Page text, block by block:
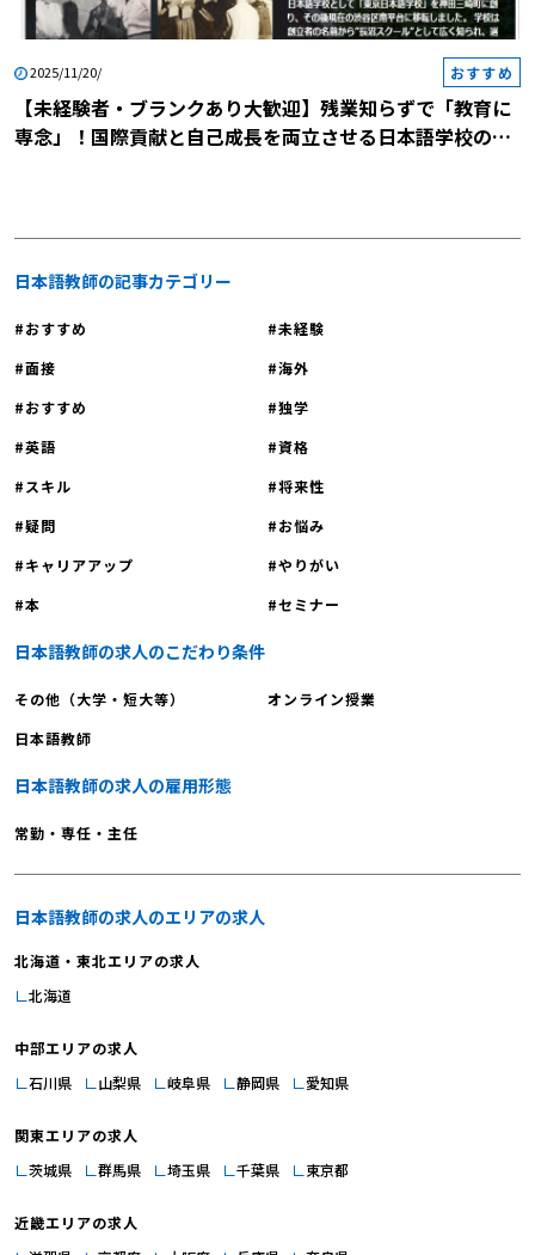
2025/11/20/ おすすめ
【未経験者・ブランクあり大歓迎】残業知らずで「教育に
専念」！国際貢献と自己成長を両立させる日本語学校の説
日本語教師の記事カテゴリー
おすすめ
未経験
面接
海外
おすすめ
独学
英語
資格
スキル
将来性
疑問
お悩み
キャリアアップ
やりがい
本
セミナー
日本語教師の求人のこだわり条件
その他（大学・短大等）
オンライン授業
日本語教師
日本語教師の求人の雇用形態
常勤・専任・主任
日本語教師の求人のエリアの求人
北海道・東北エリアの求人
北海道
中部エリアの求人
石川県
山梨県 岐阜県 静岡県 愛知県
関東エリアの求人
茨城県
群馬県 埼玉県 千葉県 東京都
近畿エリアの求人